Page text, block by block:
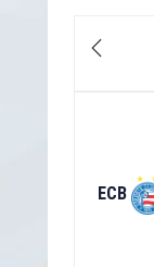
Previous
ECB